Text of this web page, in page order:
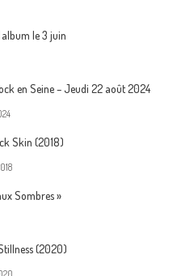
le 3 juin
en Seine – Jeudi 22 août 2024
Skin (2018)
Sombres »
(2020)